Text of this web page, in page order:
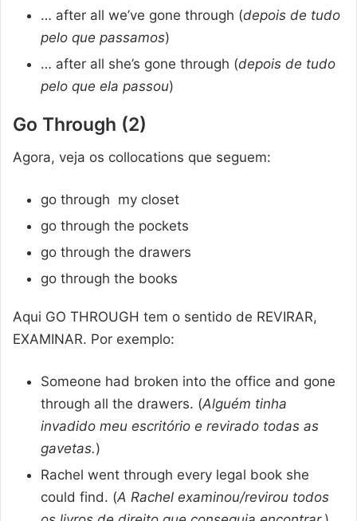
… after all we’ve gone through (depois de tudo
pelo que passamos)
… after all she’s gone through (depois de tudo
pelo que ela passou)
Go Through (2)
Agora, veja os collocations que seguem:
go through my closet
go through the pockets
go through the drawers
go through the books
Aqui GO THROUGH tem o sentido de REVIRAR,
EXAMINAR. Por exemplo:
Someone had broken into the office and gone
through all the drawers. (Alguém tinha
invadido meu escritório e revirado todas as
gavetas.)
Rachel went through every legal book she
could find. (A Rachel examinou/revirou todos